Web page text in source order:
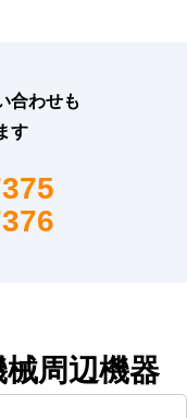
合わせも
す
周辺機器